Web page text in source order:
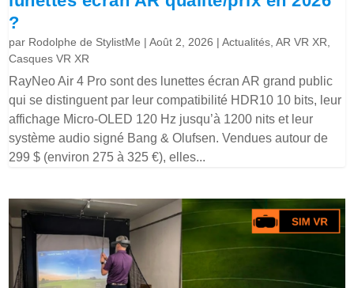
?
par Rodolphe de StylistMe |Août 2, 2026 |Actualités ,AR VR XR
Casques VR XR
RayNeo Air 4 Pro sont des lunettes écran AR grand public
qui se distinguent par leur compatibilité HDR10 10 bits, leur
affichage Micro-OLED 120 Hz jusqu’à 1200 nits et leur
système audio signé Bang & Olufsen. Vendues autour de
299 $ (environ 275 à 325 €), elles...